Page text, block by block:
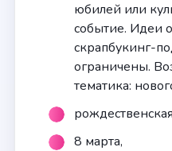
юбилей или
событие. Идеи
скрапбукинг-
ограничены.
тематика:
8 марта,